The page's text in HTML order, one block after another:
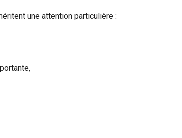
une attention particulière :